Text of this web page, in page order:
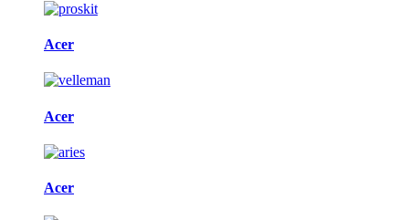
Acer
Acer
Acer